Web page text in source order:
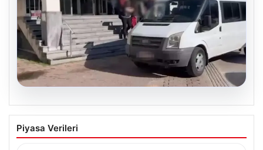
05.08.2026
Kayseri’de Çok Sayıda Evi Soyan
Hırsızlar Yakalandı ve Tutuklandı
Piyasa Verileri